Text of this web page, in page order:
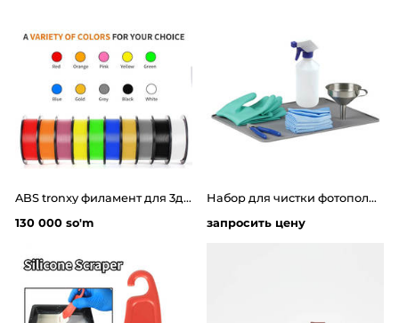
ABS tronxy филамент для 3д принтера
130 000 so'm
Набор для чистки фотополимерных 3D-принтеров Anycubic Cleaning Kit
запросить цену